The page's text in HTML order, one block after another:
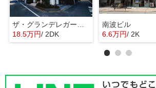
18.5万円/ 2DK
南波ビル
6.6万円/ 2K